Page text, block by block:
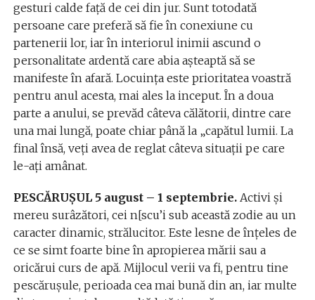
gesturi calde față de cei din jur. Sunt totodată
persoane care preferă să fie în conexiune cu
partenerii lor, iar în interiorul inimii ascund o
personalitate ardentă care abia așteaptă să se
manifeste în afară. Locuința este prioritatea voastră
pentru anul acesta, mai ales la inceput. În a doua
parte a anului, se prevăd câteva călătorii, dintre care
una mai lungă, poate chiar până la „capătul lumii. La
final însă, veți avea de reglat câteva situații pe care
le-ați amânat.
PESCĂRUŞUL 5 august – 1 septembrie.Activi şi
mereu surâzători, cei n[scu’i sub această zodie au un
caracter dinamic, strălucitor. Este lesne de înţeles de
ce se simt foarte bine în apropierea mării sau a
oricărui curs de apă. Mijlocul verii va fi, pentru tine
pescăruşule, perioada cea mai bună din an, iar multe